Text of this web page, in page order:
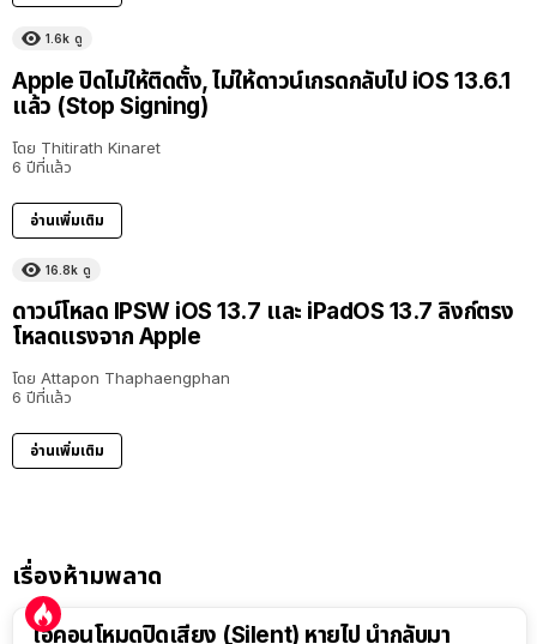
1.6k ดู
Apple ปิดไม่ให้ติดตั้ง, ไม่ให้ดาวน์เกรดกลับไป iOS 13.6.1
แล้ว (Stop Signing)
โดย Thitirath Kinaret
6 ปีที่แล้ว
อ่านเพิ่มเติม
16.8k ดู
ดาวน์โหลด IPSW iOS 13.7 และ iPadOS 13.7 ลิงก์ตรง
โหลดแรงจาก Apple
โดย Attapon Thaphaengphan
6 ปีที่แล้ว
อ่านเพิ่มเติม
เรื่องห้ามพลาด
ไอคอนโหมดปิดเสียง (Silent) หายไป นำกลับมา